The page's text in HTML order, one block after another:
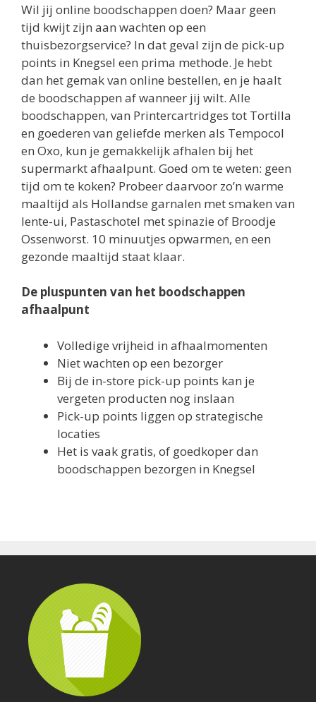
Wil jij online boodschappen doen? Maar geen
tijd kwijt zijn aan wachten op een
thuisbezorgservice? In dat geval zijn de pick-up
points in Knegsel een prima methode. Je hebt
dan het gemak van online bestellen, en je haalt
de boodschappen af wanneer jij wilt. Alle
boodschappen, van Printercartridges tot Tortilla
en goederen van geliefde merken als Tempocol
en Oxo, kun je gemakkelijk afhalen bij het
supermarkt afhaalpunt. Goed om te weten: geen
tijd om te koken? Probeer daarvoor zo’n warme
maaltijd als Hollandse garnalen met smaken van
lente-ui, Pastaschotel met spinazie of Broodje
Ossenworst. 10 minuutjes opwarmen, en een
gezonde maaltijd staat klaar.
De pluspunten van het boodschappen
afhaalpunt
Volledige vrijheid in afhaalmomenten
Niet wachten op een bezorger
Bij de in-store pick-up points kan je
vergeten producten nog inslaan
Pick-up points liggen op strategische
locaties
Het is vaak gratis, of goedkoper dan
boodschappen bezorgen in Knegsel